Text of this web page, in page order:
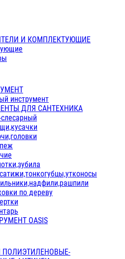
И КОМПЛЕКТУЮЩИЕ
инструмент
ДЛЯ САНТЕХНИКА
по дереву
OASIS
ПОЛИЭТИЛЕНОВЫЕ-